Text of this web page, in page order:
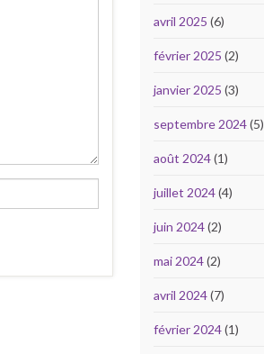
avril 2025 (6)
février 2025 (2)
janvier 2025 (3)
septembre 2024(5)
août 2024(1)
juillet 2024(4)
juin 2024(2)
mai 2024(2)
avril 2024(7)
février 2024(1)